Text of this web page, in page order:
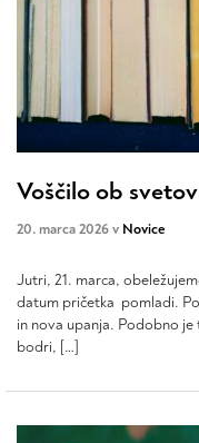
Voščilo ob
20. marca 2026 v Novice
Jutri, 21. marca,
datum pričetka pomladi.
in nova upanja. Podobno
bodri, […]